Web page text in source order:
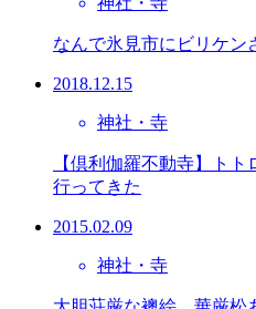
なんで氷見市にビリケン
2018.12.15
神社・寺
【倶利伽羅不動寺】ト
行ってきた
2015.02.09
神社・寺